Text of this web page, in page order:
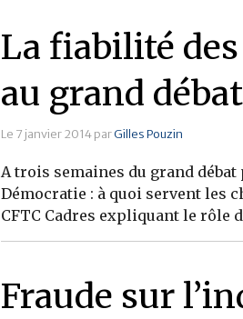
La fiabilité
au grand
Le 7 janvier 2014 parGilles Pouzin
A trois semaines du grand débat
Démocratie : à quoi servent les
CFTC Cadres expliquant le rôle
Fraude sur